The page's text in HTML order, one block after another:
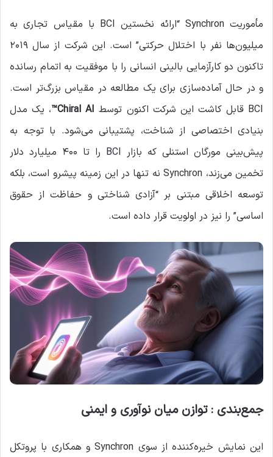
مأموریت Synchron “ارائه نخستین BCI با مقیاس تجاری به
میلیون‌ها نفر با اختلال حرکتی” است. این شرکت از سال ۲۰۱۹
تاکنون دو کارآزمایی بالینی انسانی را با موفقیت به اتمام رسانده
و در حال آماده‌سازی برای یک مطالعه در مقیاس بزرگ‌تر است.
BCI قابل کاشت این شرکت اکنون توسط
Chiral AI™ ، یک مدل
بنیادی اختصاصی از شناخت، پشتیبانی می‌شود. با توجه به
پیش‌بینی مورگان استنلی که بازار BCI را تا ۴۰۰ میلیارد دلار
تخمین می‌زند، Synchron نه تنها در این زمینه پیشرو است، بلکه
توسعه اخلاقی مبتنی بر “آزادی شناختی و حفاظت از حقوق
اساسی” را نیز در اولویت قرار داده است.
جمع‌بندی : توازن میان نوآوری و ایمنی
این نمایش خیره‌کننده از سوی Synchron و همکاری با پروتکل